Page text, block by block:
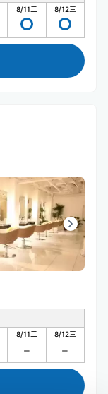
8/11二 8/12三
8/11二 8/12三